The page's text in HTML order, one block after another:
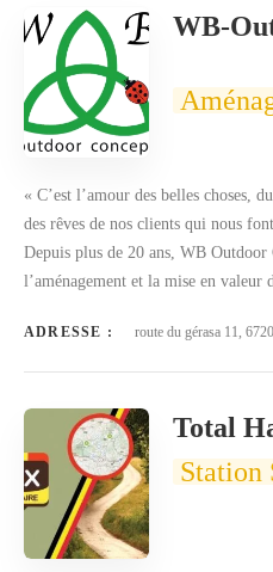
NOMBRE
WB-
« C’est l’amour des belles choses,
des rêves de nos clients qui nous
Depuis plus de 20 ans, WB Outdoor
l’aménagement et la mise en valeur
ADRESSE : route du gérasa 11,
Total
Station